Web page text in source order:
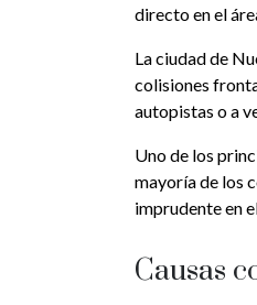
directo en el
La ciudad de
colisiones
autopistas o a
Uno de los
mayoría de los
imprudente en
Causas